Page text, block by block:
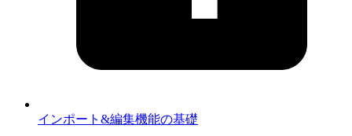
インポート&編集機能の基礎